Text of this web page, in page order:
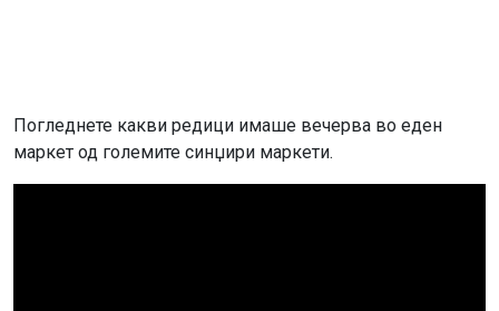
Погледнете какви редици имаше вечерва во еден
маркет од големите синџири маркети.